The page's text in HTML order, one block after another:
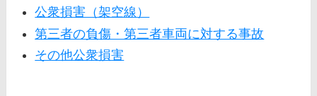
公衆損害（架空線）
第三者の負傷・第三者車両に対する事故
その他公衆損害